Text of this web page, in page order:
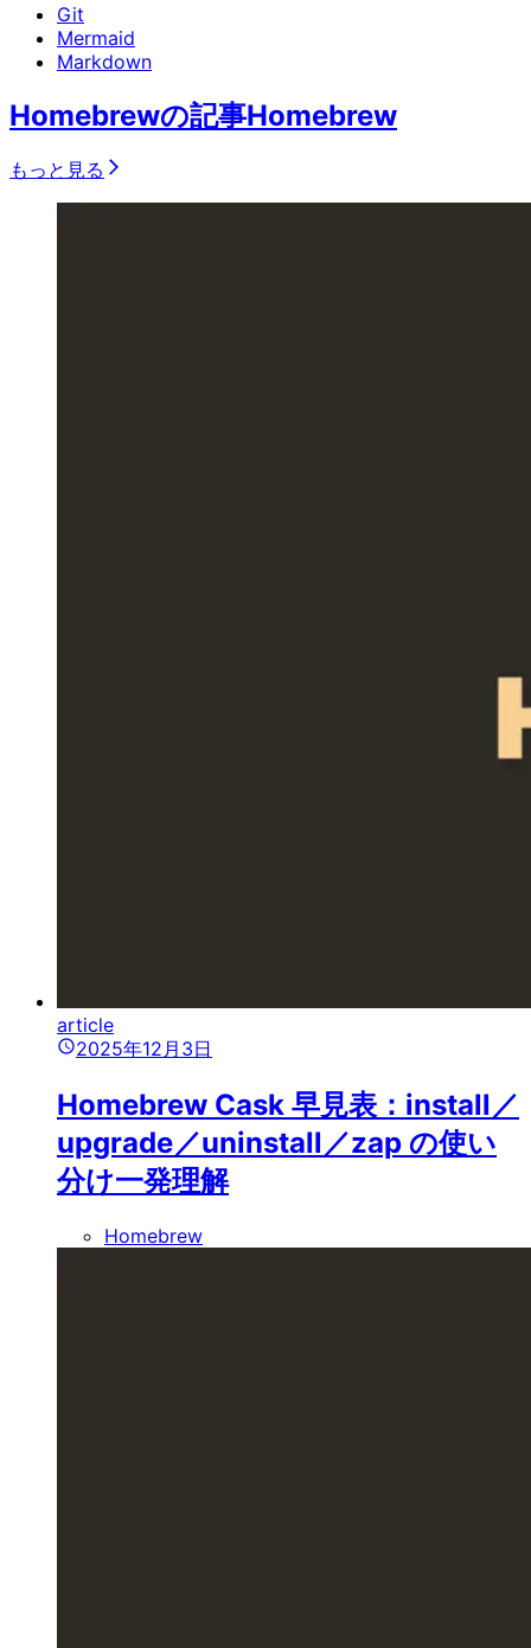
Git
Mermaid
Markdown
Homebrewの記事Homebrew
もっと見る
article
2025年12月3日
Homebrew Cask 早見表：install／
upgrade／uninstall／zap の使い
分け一発理解
Homebrew